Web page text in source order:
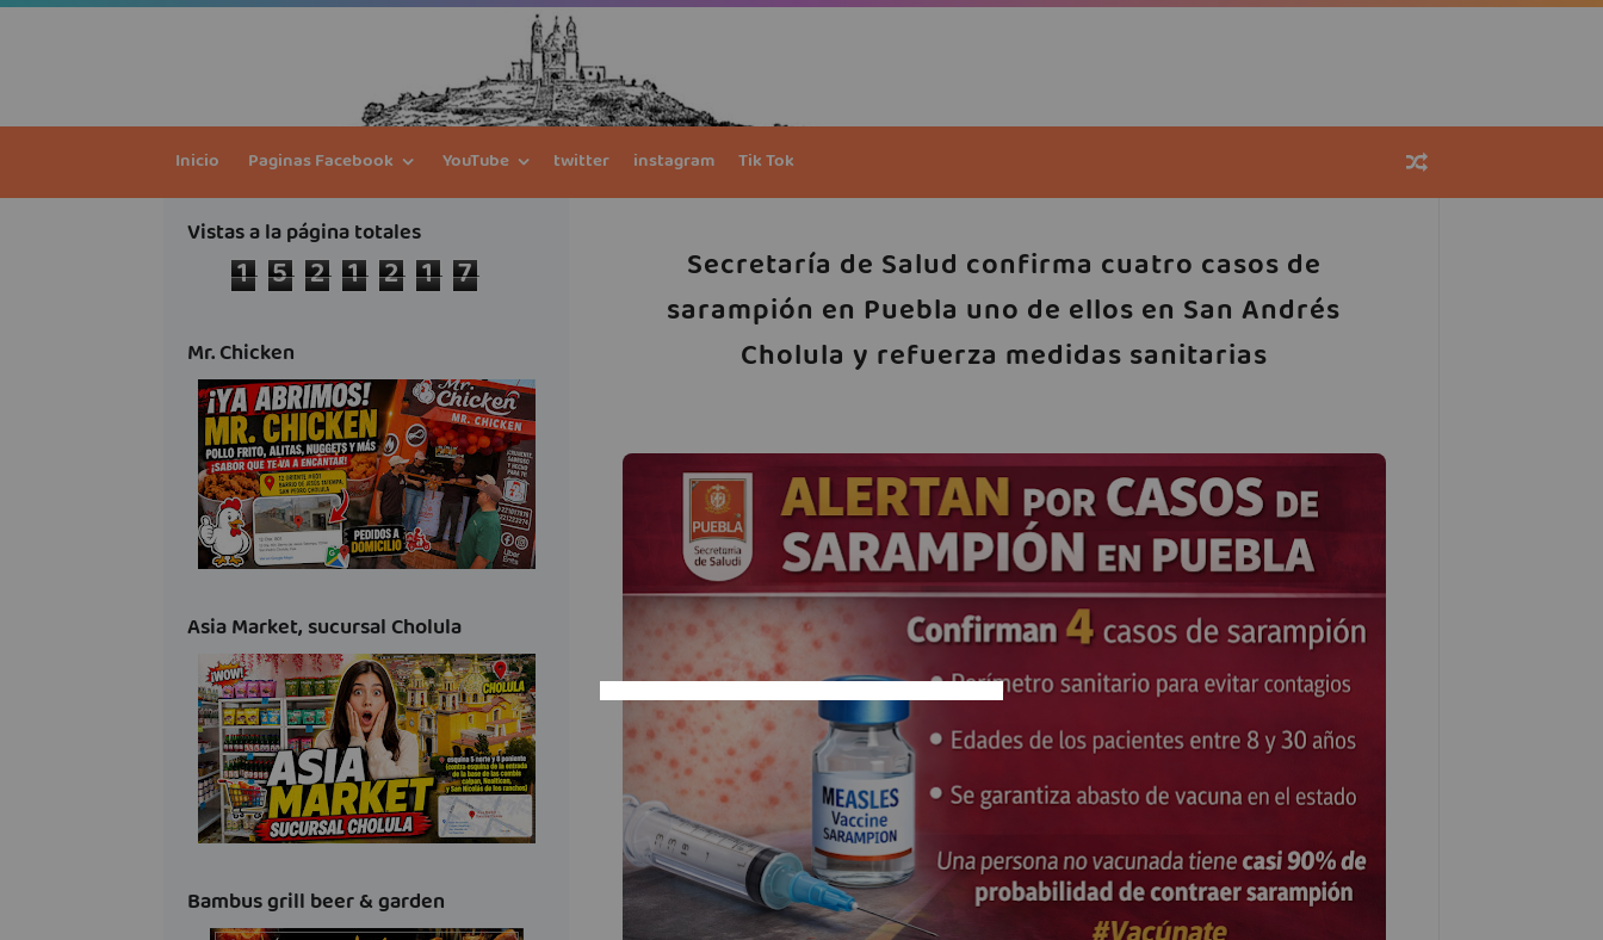
Inicio Paginas Facebook YouTube twitter instagram Tik Tok
Secretaría de Salud confirma cuatro casos de
sarampión en Puebla uno de ellos en San Andrés
Cholula y refuerza medidas sanitarias
Vistas a la página totales
1 5 2 1 2 1 7
Mr. Chicken
Asia Market, sucursal Cholula
Bambus grill beer & garden